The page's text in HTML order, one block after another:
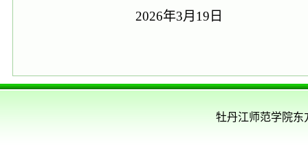
2026年3月19日
牡丹江师范学院